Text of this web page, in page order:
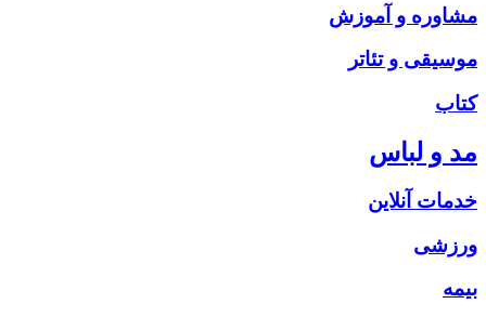
مشاوره و آموزش
موسیقی و تئاتر
کتاب
مد و لباس
خدمات آنلاین
ورزشی
بیمه